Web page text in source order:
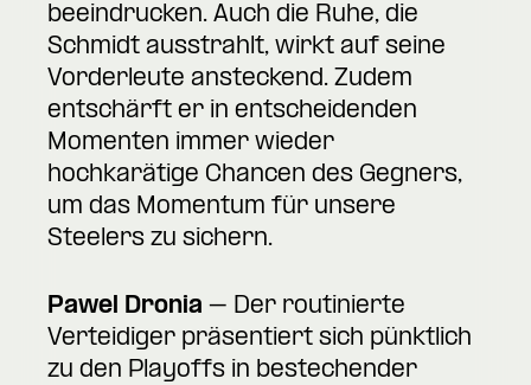
beeindrucken. Auch die Ruhe, die
Schmidt ausstrahlt, wirkt auf seine
Vorderleute ansteckend. Zudem
entschärft er in entscheidenden
Momenten immer wieder
hochkarätige Chancen des Gegners,
um das Momentum für unsere
Steelers zu sichern.
Pawel Dronia – Der routinierte
Verteidiger präsentiert sich pünktlich
zu den Playoffs in bestechender